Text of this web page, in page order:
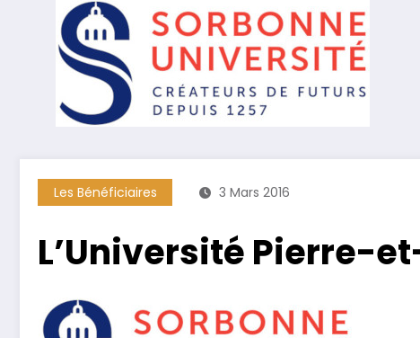
Les Bénéficiaires 3 Mars 2016
L’Université Pierre-